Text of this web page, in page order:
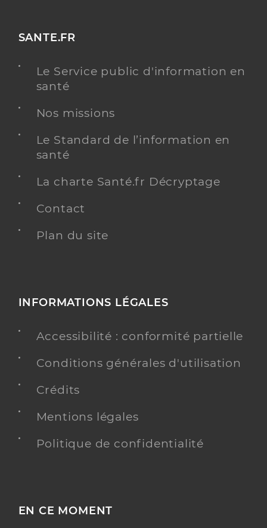
SANTE.FR
Le Service public d'information en
santé
Nos missions
Le Standard de l’information en
santé
La charte Santé.fr Décryptage
Contact
Plan du site
INFORMATIONS LÉGALES
Accessibilité : conformité partielle
Conditions générales d'utilisation
Crédits
Mentions légales
Politique de confidentialité
EN CE MOMENT